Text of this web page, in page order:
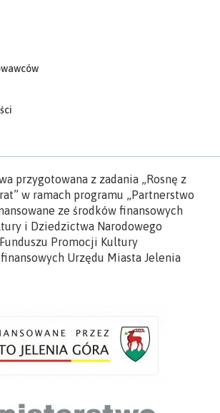
przygotowana z zadania „Rosnę z
w ramach programu „Partnerstwo
ze środków finansowych
i Dziedzictwa Narodowego
Promocji Kultury
Urzędu Miasta Jelenia